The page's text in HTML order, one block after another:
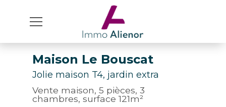
Maison Le Bouscat
Jolie maison T4, jardin extra
Vente maison, 5 pièces, 3
chambres, surface 121m²